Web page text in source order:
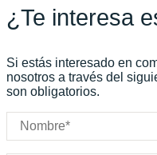
Color:Negro
Color interior:
Carrocería:
Puertas:
Plazas:
¿Te interesa
Si estás interesado en
nosotros a través del
son obligatorios.